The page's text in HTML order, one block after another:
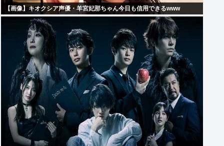
【画像】キオクシア声優・羊宮妃那ちゃん今日も信用できるwww